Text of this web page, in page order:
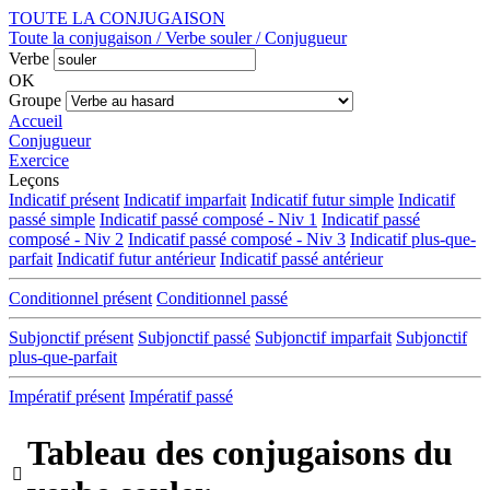
TOUTE LA CONJUGAISON
Toute la conjugaison / Verbe souler / Conjugueur
Verbe
OK
Groupe
Accueil
Conjugueur
Exercice
Leçons
Indicatif présent Indicatif imparfait Indicatif futur simple Indicatif
passé simple Indicatif passé composé - Niv 1 Indicatif passé
composé - Niv 2 Indicatif passé composé - Niv 3 Indicatif plus-que-
parfait Indicatif futur antérieur Indicatif passé antérieur
Conditionnel présent Conditionnel passé
Subjonctif présent Subjonctif passé Subjonctif imparfait Subjonctif
plus-que-parfait
Impératif présent Impératif passé

Tableau des conjugaisons du